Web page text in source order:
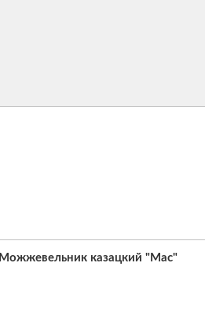
Можжевельник казацкий "Мас"